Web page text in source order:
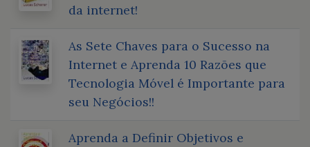
da internet!
As Sete Chaves para o Sucesso na
Internet e Aprenda 10 Razões que
Tecnologia Móvel é Importante para
seu Negócios!!
Aprenda a Definir Objetivos e